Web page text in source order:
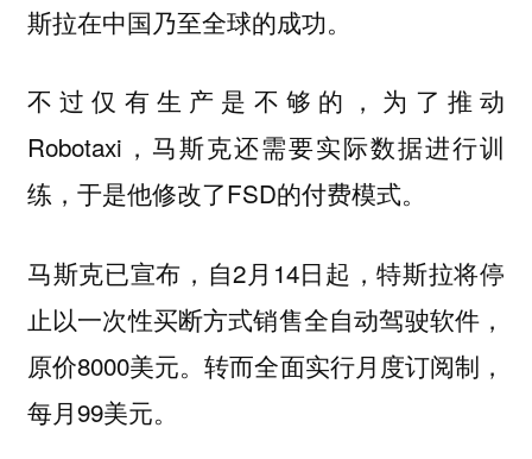
斯拉在中国乃至全球的成功。
不过仅有生产是不够的，为了推动
Robotaxi，马斯克还需要实际数据进行训
练，于是他修改了FSD的付费模式。
马斯克已宣布，自2月14日起，特斯拉将停
止以一次性买断方式销售全自动驾驶软件，
原价8000美元。转而全面实行月度订阅制，
每月99美元。